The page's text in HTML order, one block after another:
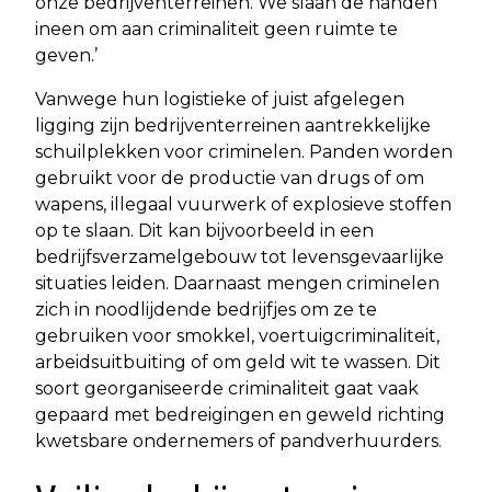
ineen om aan criminaliteit geen ruimte te
geven.’
Vanwege hun logistieke of juist afgelegen
ligging zijn bedrijventerreinen aantrekkelijke
schuilplekken voor criminelen. Panden worden
gebruikt voor de productie van drugs of om
wapens, illegaal vuurwerk of explosieve stoffen
op te slaan. Dit kan bijvoorbeeld in een
bedrijfsverzamelgebouw tot levensgevaarlijke
situaties leiden. Daarnaast mengen criminelen
zich in noodlijdende bedrijfjes om ze te
gebruiken voor smokkel, voertuigcriminaliteit,
arbeidsuitbuiting of om geld wit te wassen. Dit
soort georganiseerde criminaliteit gaat vaak
gepaard met bedreigingen en geweld richting
kwetsbare ondernemers of pandverhuurders.